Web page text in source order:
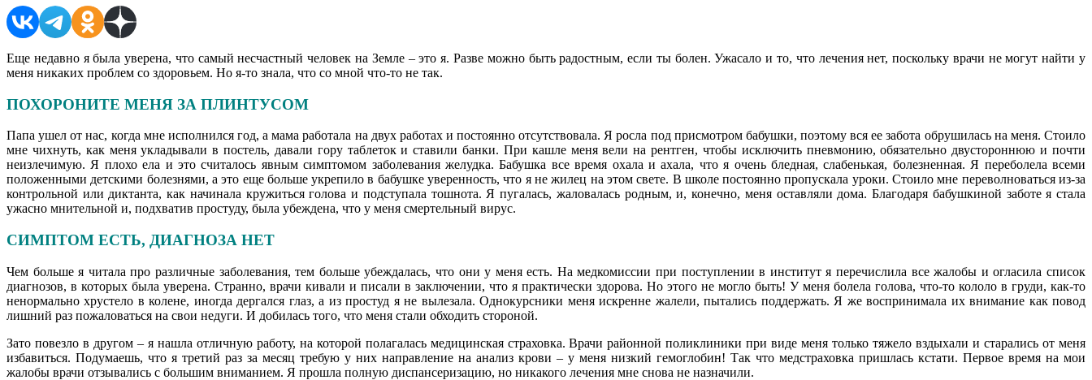
Еще недавно я была уверена, что самый несчастный человек на Земле – это я. Разве можно быть радостным, если ты болен. Ужасало и то, что лечения нет, поскольку врачи не могут найти у
меня никаких проблем со здоровьем. Но я-то знала, что со мной что-то не так.
ПОХОРОНИТЕ МЕНЯ ЗА ПЛИНТУСОМ
Папа ушел от нас, когда мне исполнился год, а мама работала на двух работах и постоянно отсутствовала. Я росла под присмотром бабушки, поэтому вся ее забота обрушилась на меня. Стоило
мне чихнуть, как меня укладывали в постель, давали гору таблеток и ставили банки. При кашле меня вели на рентген, чтобы исключить пневмонию, обязательно двустороннюю и почти
неизлечимую. Я плохо ела и это считалось явным симптомом заболевания желудка. Бабушка все время охала и ахала, что я очень бледная, слабенькая, болезненная. Я переболела всеми
положенными детскими болезнями, а это еще больше укрепило в бабушке уверенность, что я не жилец на этом свете. В школе постоянно пропускала уроки. Стоило мне переволноваться из-за
контрольной или диктанта, как начинала кружиться голова и подступала тошнота. Я пугалась, жаловалась родным, и, конечно, меня оставляли дома. Благодаря бабушкиной заботе я стала
ужасно мнительной и, подхватив простуду, была убеждена, что у меня смертельный вирус.
СИМПТОМ ЕСТЬ, ДИАГНОЗА НЕТ
Чем больше я читала про различные заболевания, тем больше убеждалась, что они у меня есть. На медкомиссии при поступлении в институт я перечислила все жалобы и огласила список
диагнозов, в которых была уверена. Странно, врачи кивали и писали в заключении, что я практически здорова. Но этого не могло быть! У меня болела голова, что-то кололо в груди, как-то
ненормально хрустело в колене, иногда дергался глаз, а из простуд я не вылезала. Однокурсники меня искренне жалели, пытались поддержать. Я же воспринимала их внимание как повод
лишний раз пожаловаться на свои недуги. И добилась того, что меня стали обходить стороной.
Зато повезло в другом – я нашла отличную работу, на которой полагалась медицинская страховка. Врачи районной поликлиники при виде меня только тяжело вздыхали и старались от меня
избавиться. Подумаешь, что я третий раз за месяц требую у них направление на анализ крови – у меня низкий гемоглобин! Так что медстраховка пришлась кстати. Первое время на мои
жалобы врачи отзывались с большим вниманием. Я прошла полную диспансеризацию, но никакого лечения мне снова не назначили.